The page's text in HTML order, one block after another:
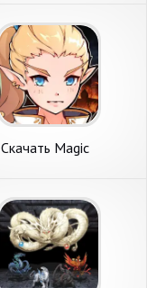
Андроид
Скачать Magic
Андроид